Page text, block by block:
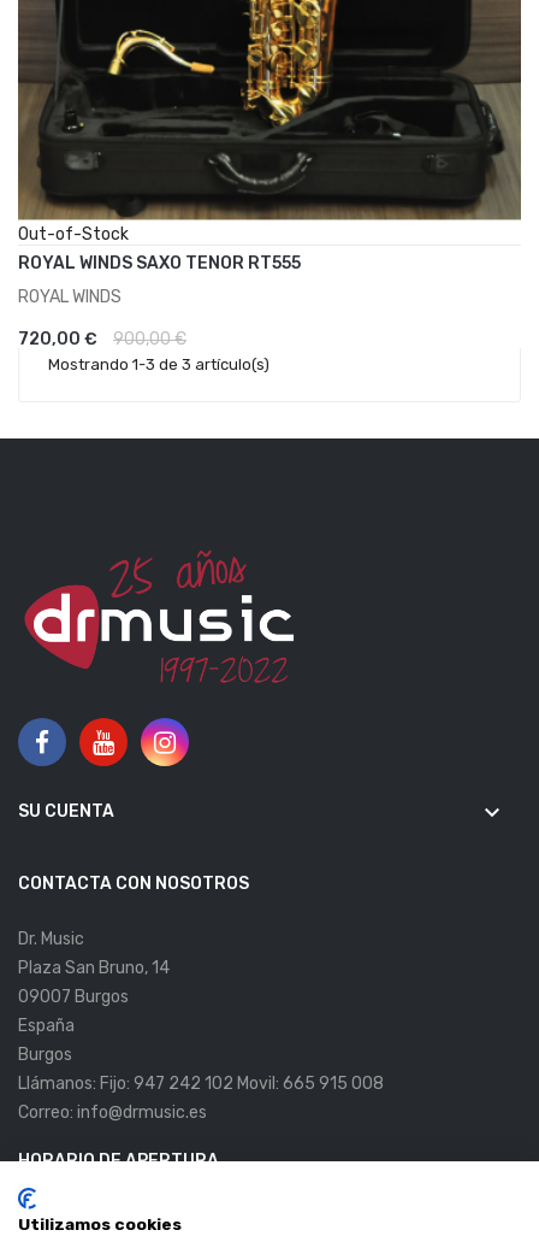
Out-of-Stock
ROYAL WINDS SAXO TENOR RT555
ROYAL WINDS
720,00 € 900,00 €
Mostrando 1-3 de 3 artículo(s)
SU CUENTA keyboard_arrow_down
CONTACTA CON NOSOTROS
Dr. Music
Plaza San Bruno, 14
09007 Burgos
España
Burgos
Llámanos: Fijo: 947 242 102 Movil: 665 915 008
Correo: info@drmusic.es
HORARIO DE APERTURA
Lunes a Viernes:
Sábados:10:00 a 14:00
Utilizamos cookies